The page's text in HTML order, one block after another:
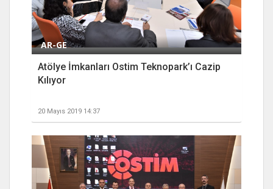
AR-GE
Atölye İmkanları Ostim Teknopark’ı Cazip
Kılıyor
20 Mayıs 2019 14:37